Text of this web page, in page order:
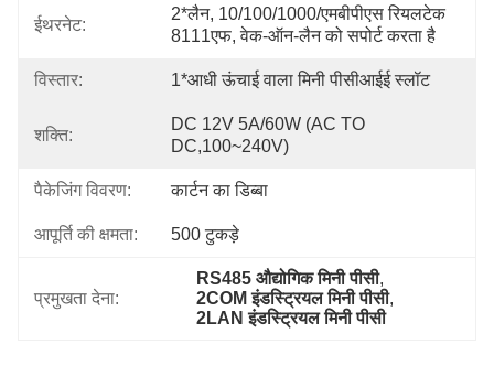
ईथरनेट:
2*लैन, 10/100/1000/एमबीपीएस रियलटेक
8111एफ, वेक-ऑन-लैन को सपोर्ट करता है
विस्तार: 1*आधी ऊंचाई वाला मिनी पीसीआईई स्लॉट
शक्ति:
DC 12V 5A/60W (AC TO
DC,100~240V)
पैकेजिंग विवरण: कार्टन का डिब्बा
आपूर्ति की क्षमता: 500 टुकड़े
प्रमुखता देना:
RS485 औद्योगिक मिनी पीसी,
2COM इंडस्ट्रियल मिनी पीसी,
2LAN इंडस्ट्रियल मिनी पीसी